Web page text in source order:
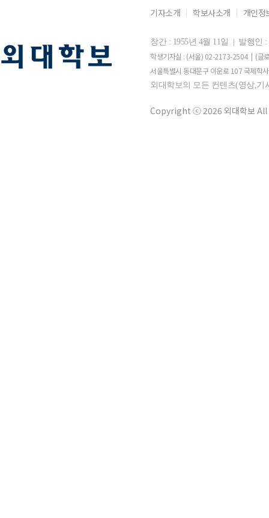
기자소개 학보사소개 개인정
창간 : 1955년 4월 11일 | 발행
학생기자실 : (서울) 02-2173-2504 | (글
서울특별시 동대문구 이운로 107 국제학
외대학보의 모든 컨텐츠(영상,기
Copyright ⓒ 2026 외대학보